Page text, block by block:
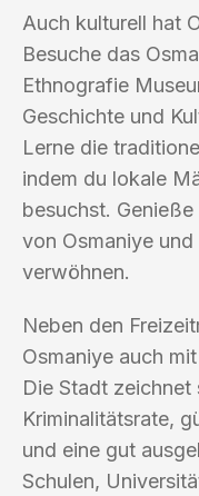
Auch kulturell hat
Besuche das
Ethnografie
Geschichte und
Lerne die
indem du lokale
besuchst.
von Osmaniye
verwöhnen.
Neben den
Osmaniye auch
Die Stadt zeichnet
Kriminalitätsrate,
und eine gut
Schulen,